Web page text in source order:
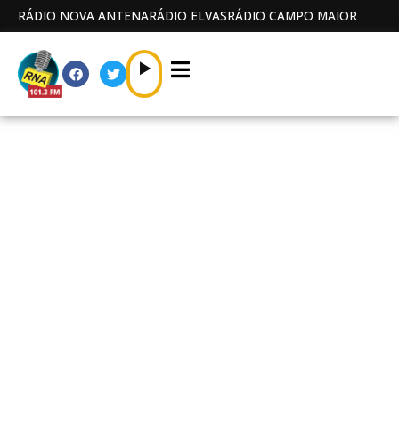
RÁDIO NOVA ANTENARÁDIO ELVASRÁDIO CAMPO MAIOR